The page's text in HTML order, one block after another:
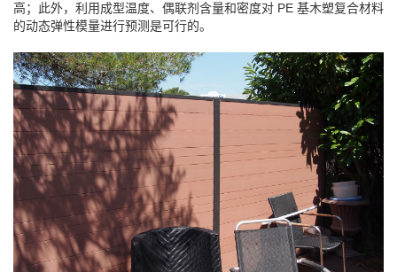
高；此外，利用成型温度、偶联剂含量和密度对 PE 基木塑复合材料
的动态弹性模量进行预测是可行的。